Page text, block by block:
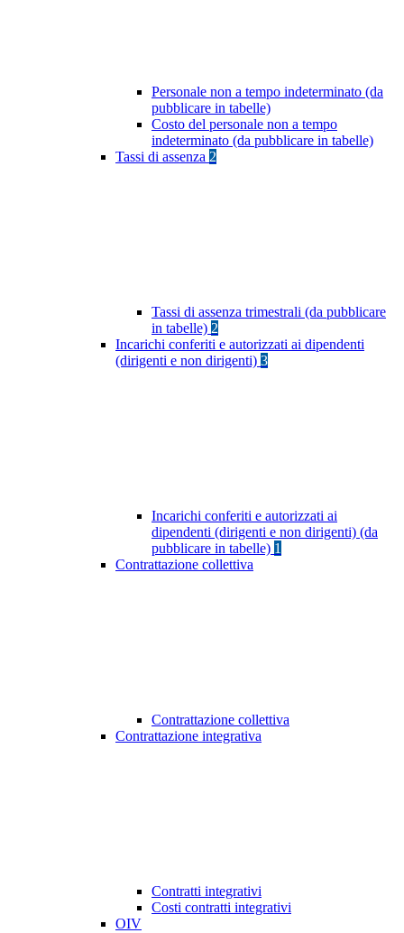
Personale non a tempo indeterminato (da
pubblicare in tabelle)
Costo del personale non a tempo
indeterminato (da pubblicare in tabelle)
Tassi di assenza 2
Tassi di assenza trimestrali (da pubblicare
in tabelle) 2
Incarichi conferiti e autorizzati ai dipendenti
(dirigenti e non dirigenti) 3
Incarichi conferiti e autorizzati ai
dipendenti (dirigenti e non dirigenti) (da
pubblicare in tabelle) 1
Contrattazione collettiva
Contrattazione collettiva
Contrattazione integrativa
Contratti integrativi
Costi contratti integrativi
OIV